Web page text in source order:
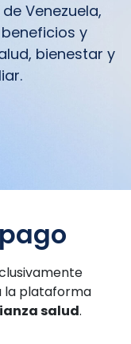
Venezuela,
y
bienestar y
la plataforma
salud.